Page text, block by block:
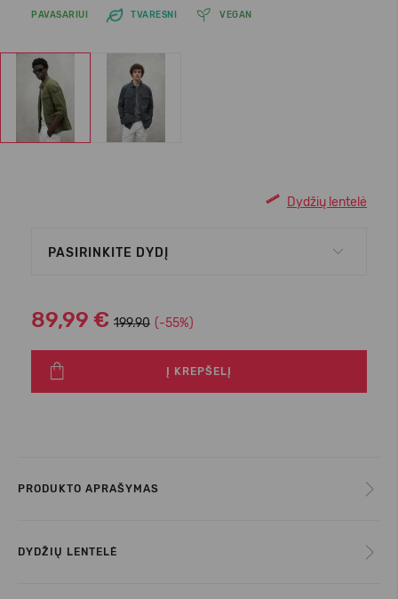
PAVASARIUI TVARESNI VEGAN
Dydžių lentelė
PASIRINKITE DYDĮ
89,99 € 199.90 (-55%)
Į KREPŠELĮ
PRODUKTO APRAŠYMAS
DYDŽIŲ LENTELĖ